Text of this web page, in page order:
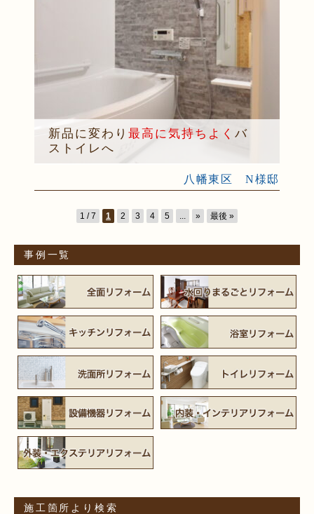
新品に変わり 最高に気持ちよく バ
ストイレへ
八幡東区 N様邸
1 / 7 1 2 3 4 5 ... » 最後 »
事例一覧
施工箇所より検索